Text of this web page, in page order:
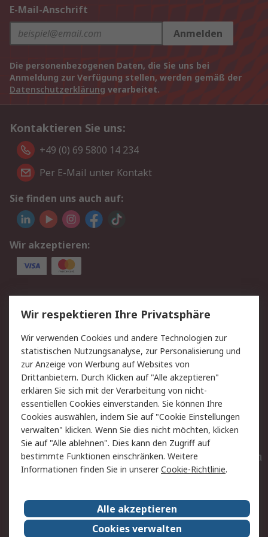
E-Mail-Anschrift
Anmelden
Die personenbezogenen Daten, die Sie uns bei
Anmeldung zur Verfügung stellen, werden gemäß der
Datenschutzerklärung verarbeitet.
Kontaktieren Sie uns:
+49 (0) 69 5800 14 234
Per E-Mail unter Kontakt
Sie finden uns auch auf:
Wir akzeptieren:
Service
Value Added Services
Lieferlösungen
Rücksendungen
Kontakt
Hilfe
Privatkunden
Rechtliches
AGB
Datenschutz
Cookie-Richtlinie
Zahlungsbedingungen
Copyright/Impressum
Entsorgung
Elektrogeräte/Batterien
RS weltweit
Karriere bei RS
Nachhaltigkeit
Wir respektieren Ihre Privatsphäre
Wir verwenden Cookies und andere Technologien zur
statistischen Nutzungsanalyse, zur Personalisierung und
zur Anzeige von Werbung auf Websites von
Drittanbietern. Durch Klicken auf "Alle akzeptieren"
erklären Sie sich mit der Verarbeitung von nicht-
essentiellen Cookies einverstanden. Sie können Ihre
Cookies auswählen, indem Sie auf "Cookie Einstellungen
verwalten" klicken. Wenn Sie dies nicht möchten, klicken
Sie auf "Alle ablehnen". Dies kann den Zugriff auf
bestimmte Funktionen einschränken. Weitere
Informationen finden Sie in unsererCookie-Richtlinie.
Alle akzeptieren
Cookies verwalten